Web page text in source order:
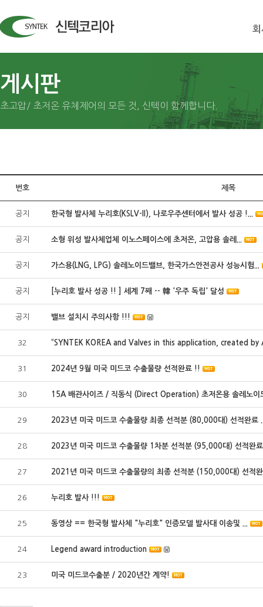
회
게시판
초고압/ 초저온 유체제어의 모든 것, 신텍이 함께합니다.
번호 제목
공지 한국형 발사체 누리호(KSLV-II), 나로우주센터에서 발사 성공 !...
공지 소형 위성 발사체업체 이노스페이스에 초저온, 고압용 솔레...
공지 가스용(LNG, LPG) 솔레노이드밸브, 한국가스안전공사 성능시험...
공지 [누리호 발사 성공 !! ] 세계 7째 -- 韓 '우주 독립' 달성
공지 밸브 설치시 주의사항 !!!
32 “SYNTEK KOREA and Valves in this application, created by
31 2024년 9월 미국 미드코 수출물량 선적완료 !!
30 15A 배관사이즈 / 직동식 (Direct Operation) 초저온용 솔레노이
29 2023년 미국 미드코 수출물량 최종 선적분 (80,000대) 선적완료
28 2023년 미국 미드코 수출물량 1차분 선적분 (95,000대) 선적완
27 2021년 미국 미드코 수출물량의 최종 선적분 (150,000대) 선적
26 누리호 발사 !!!
25 동영상 == 한국형 발사체 "누리호" 인증모델 발사대 이송및 ...
24 Legend award introduction
23 미국 미드코수출분 / 2020년간 계약!